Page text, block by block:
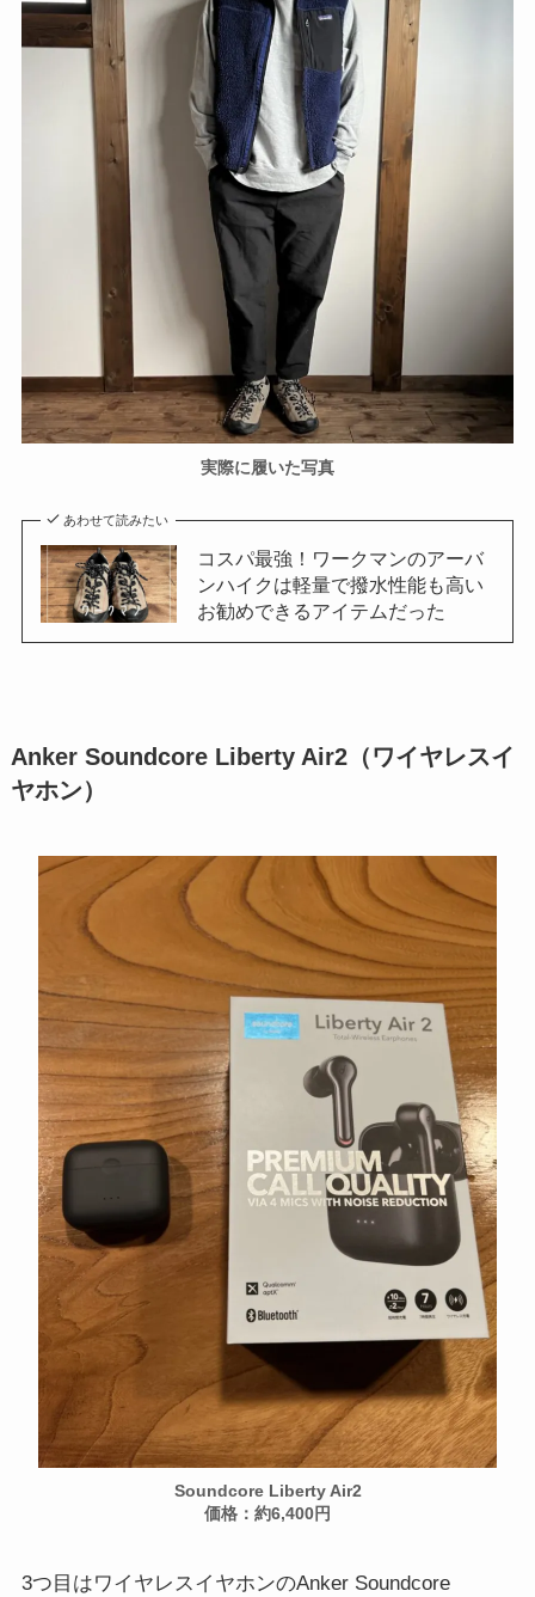
実際に履いた写真
あわせて読みたい
コスパ最強！ワークマンのアーバ
ンハイクは軽量で撥水性能も高い
お勧めできるアイテムだった
Anker Soundcore Liberty Air2（ワイヤレスイ
ヤホン）
Soundcore Liberty Air2
価格：約6,400円
3つ目はワイヤレスイヤホンのAnker Soundcore